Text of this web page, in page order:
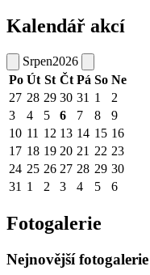
Kalendář akcí
Srpen2026
Po Út St Čt Pá So Ne
27 28 29 30 31 1
2
3
4 5 6 7 8
9
10 11 12 13 14 15 16
17 18 19 20 21 22 23
24 25 26 27 28 29 30
31 1 2 3 4 5 6
Fotogalerie
Nejnovější fotogalerie